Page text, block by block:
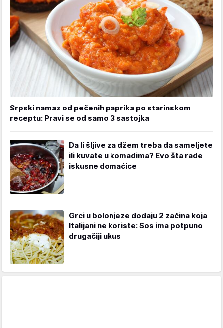
Srpski namaz od pečenih paprika po starinskom
receptu: Pravi se od samo 3 sastojka
Da li šljive za džem treba da sameljete
ili kuvate u komadima? Evo šta rade
iskusne domaćice
Grci u bolonjeze dodaju 2 začina koja
Italijani ne koriste: Sos ima potpuno
drugačiji ukus